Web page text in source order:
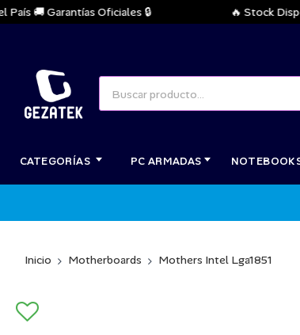
🚚 Garantías Oficiales 🔒 🔥 Stock
CATEGORÍAS PC ARMADAS
Inicio Motherboards Mothers Intel Lga1851